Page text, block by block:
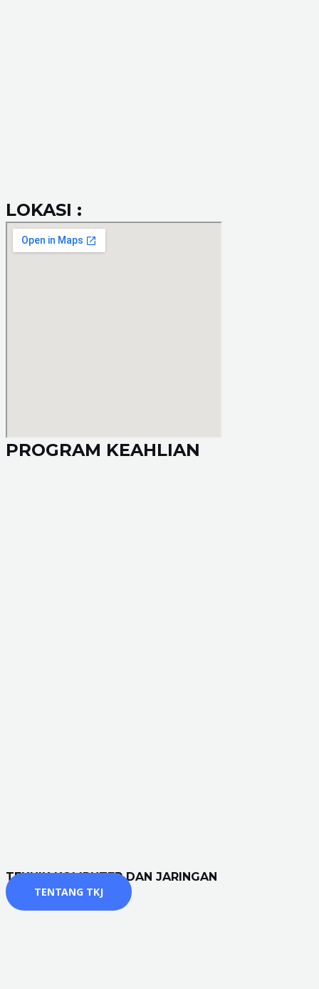
LOKASI :
PROGRAM KEAHLIAN
TEKNIK KOMPUTER DAN JARINGAN
TENTANG TKJ